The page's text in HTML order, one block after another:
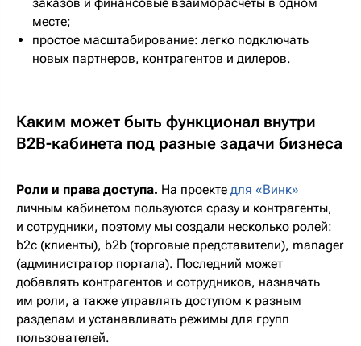
месте;
простое масштабирование: легко подключать
новых партнеров, контрагентов и дилеров.
Каким может быть функционал внутри
B2B-кабинета под разные задачи бизнеса
Роли и права доступа. На проекте для «Винк»
личным кабинетом пользуются сразу и контрагенты,
и сотрудники, поэтому мы создали несколько ролей:
b2c (клиенты), b2b (торговые представители), manager
(администратор портала). Последний может
добавлять контрагентов и сотрудников, назначать
им роли, а также управлять доступом к разным
разделам и устанавливать режимы для групп
пользователей.